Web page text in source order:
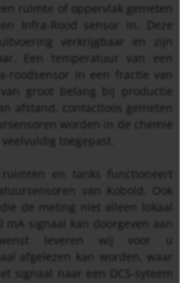
ruimte of oppervlak gemeten
Infra-Rood sensor in. Deze
verkrijgbaar en zijn
Een temperatuur van een
roodsensor in een fractie van
groot belang bij productie
afstand, contactloos gemeten
worden in de chemie
toegepast.
en tanks functioneert
van Kobold. Ook
de meting niet alleen lokaal
signaal kan doorgeven aan
leveren wij voor u
afgelezen kan worden, waar
signaal naar een DCS-syteem